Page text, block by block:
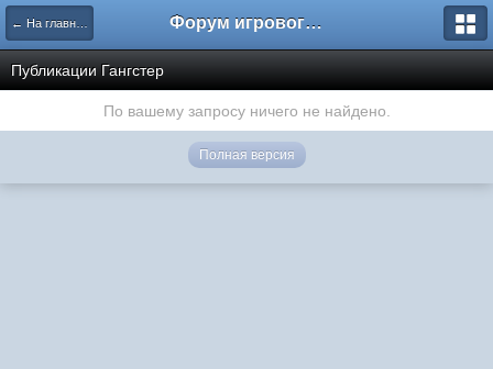
← На главную Форум игрового проекта Riverrise
Публикации Гангстер
По вашему запросу ничего не найдено.
Полная версия